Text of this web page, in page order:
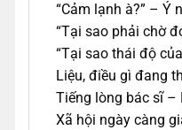
“Cảm lạnh à?” –
“Tại sao phải chờ
“Tại sao thái độ
Liệu, điều gì đang
Tiếng lòng bác sĩ –
Xã hội ngày càng